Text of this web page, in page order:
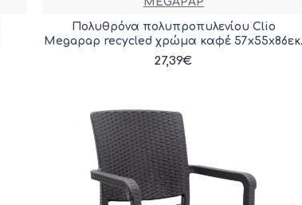
Πολυθρόνα πολυπροπυλενίου Clio
Megapap recycled χρώμα καφέ 57x55x86εκ.
27,39€